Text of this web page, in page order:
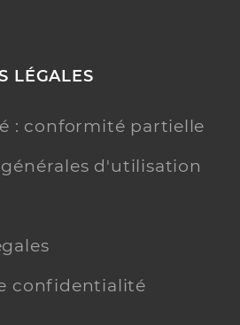
LÉGALES
: conformité partielle
d'utilisation
confidentialité